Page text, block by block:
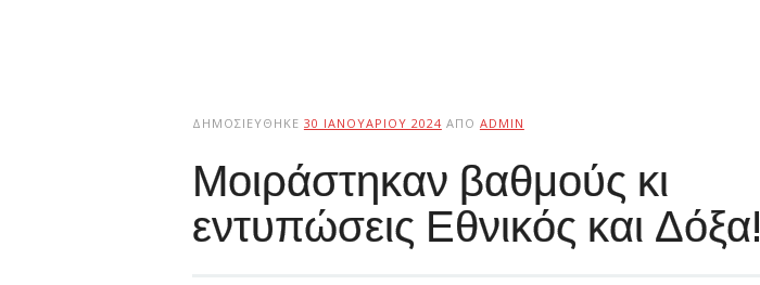
ΔΗΜΟΣΙΕΎΘΗΚΕ 30 ΙΑΝΟΥΑΡΊΟΥ 2024 ΑΠΌ ADMIN
Μοιράστηκαν βαθμούς κι
εντυπώσεις Εθνικός και Δόξα!